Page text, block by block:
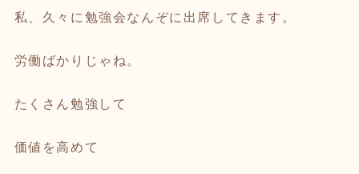
私、久々に勉強会なんぞに出席してきます。
労働ばかりじゃね。
たくさん勉強して
価値を高めて